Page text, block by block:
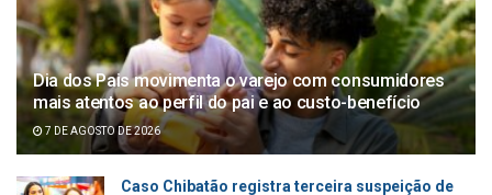
Dia dos Pais movimenta o varejo com consumidores
mais atentos ao perfil do pai e ao custo-benefício
7 DE AGOSTO DE 2026
Caso Chibatão registra terceira suspeição de